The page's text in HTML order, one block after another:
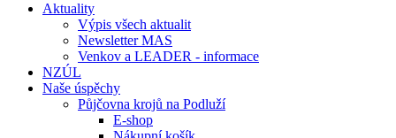
Aktuality
Výpis všech aktualit
Newsletter MAS
Venkov a LEADER - informace
NZÚL
Naše úspěchy
Půjčovna krojů na Podluží
E-shop